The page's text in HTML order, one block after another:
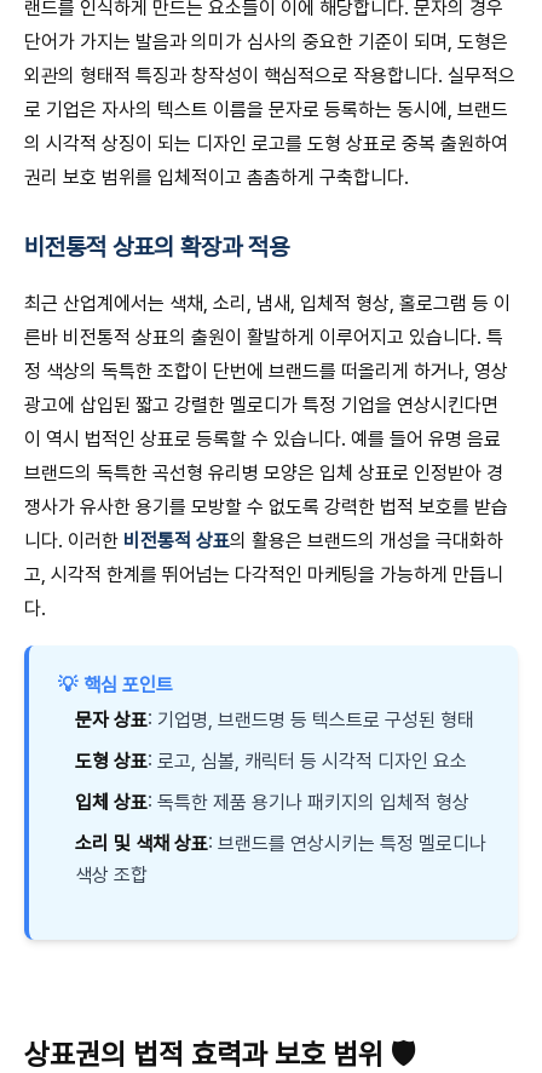
랜드를 인식하게 만드는 요소들이 이에 해당합니다. 문자의 경우
단어가 가지는 발음과 의미가 심사의 중요한 기준이 되며, 도형은
외관의 형태적 특징과 창작성이 핵심적으로 작용합니다. 실무적으
로 기업은 자사의 텍스트 이름을 문자로 등록하는 동시에, 브랜드
의 시각적 상징이 되는 디자인 로고를 도형 상표로 중복 출원하여
권리 보호 범위를 입체적이고 촘촘하게 구축합니다.
비전통적 상표의 확장과 적용
최근 산업계에서는 색채, 소리, 냄새, 입체적 형상, 홀로그램 등 이
른바 비전통적 상표의 출원이 활발하게 이루어지고 있습니다. 특
정 색상의 독특한 조합이 단번에 브랜드를 떠올리게 하거나, 영상
광고에 삽입된 짧고 강렬한 멜로디가 특정 기업을 연상시킨다면
이 역시 법적인 상표로 등록할 수 있습니다. 예를 들어 유명 음료
브랜드의 독특한 곡선형 유리병 모양은 입체 상표로 인정받아 경
쟁사가 유사한 용기를 모방할 수 없도록 강력한 법적 보호를 받습
니다. 이러한 비전통적 상표의 활용은 브랜드의 개성을 극대화하
고, 시각적 한계를 뛰어넘는 다각적인 마케팅을 가능하게 만듭니
다.
💡 핵심 포인트
문자 상표: 기업명, 브랜드명 등 텍스트로 구성된 형태
도형 상표: 로고, 심볼, 캐릭터 등 시각적 디자인 요소
입체 상표: 독특한 제품 용기나 패키지의 입체적 형상
소리 및 색채 상표: 브랜드를 연상시키는 특정 멜로디나
색상 조합
상표권의 법적 효력과 보호 범위 🛡️